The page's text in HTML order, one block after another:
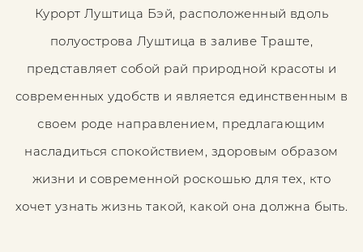
Курорт Луштица Бэй, расположенный вдоль
полуострова Луштица в заливе Траште,
представляет собой рай природной красоты и
современных удобств и является единственным в
своем роде направлением, предлагающим
насладиться спокойствием, здоровым образом
жизни и современной роскошью для тех, кто
хочет узнать жизнь такой, какой она должна быть.